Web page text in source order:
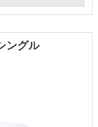
ングル